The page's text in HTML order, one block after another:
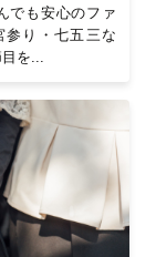
でも安心のファ
参り・七五三な
を...